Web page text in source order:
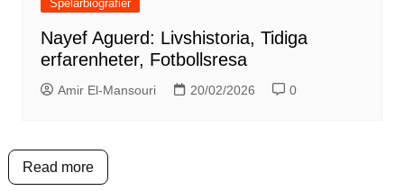
Spelarbiografier
Nayef Aguerd: Livshistoria, Tidiga
erfarenheter, Fotbollsresa
Amir El-Mansouri 20/02/2026 0
Read more